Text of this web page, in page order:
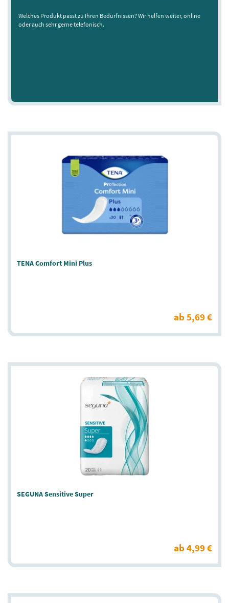
Welches Produkt passt zu Ihren Bedürfnissen? Wir helfen weiter, online
oder auch sehr gerne telefonisch.
TENA Comfort Mini Plus
ab 5,69 €
SEGUNA Sensitive Super
ab 4,99 €